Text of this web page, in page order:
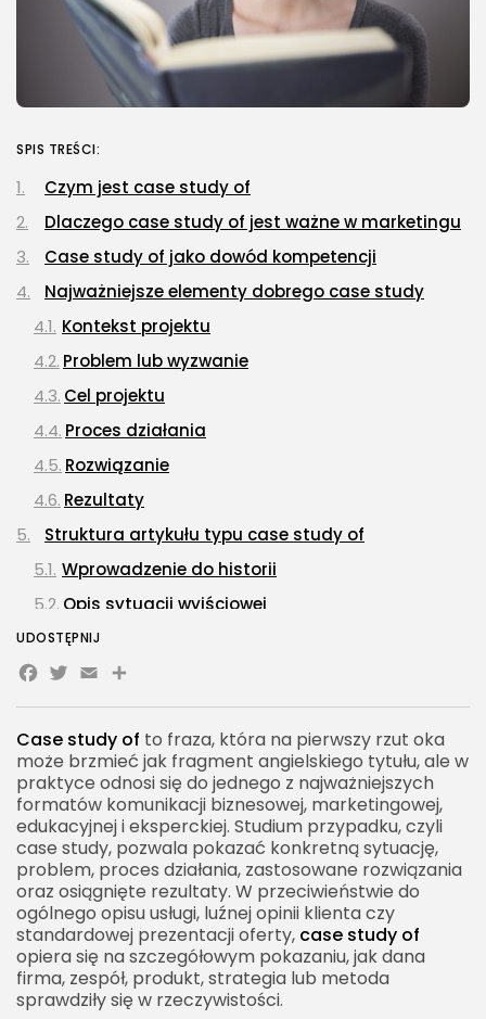
Case study of to fraza, która na pierwszy rzut oka
może brzmieć jak fragment angielskiego tytułu, ale w
praktyce odnosi się do jednego z najważniejszych
formatów komunikacji biznesowej, marketingowej,
edukacyjnej i eksperckiej. Studium przypadku, czyli
case study, pozwala pokazać konkretną sytuację,
problem, proces działania, zastosowane rozwiązania
oraz osiągnięte rezultaty. W przeciwieństwie do
ogólnego opisu usługi, luźnej opinii klienta czy
standardowej prezentacji oferty, case study of
opiera się na szczegółowym pokazaniu, jak dana
firma, zespół, produkt, strategia lub metoda
sprawdziły się w rzeczywistości.
SPIS TREŚCI:
Czym jest case study of
Dlaczego case study of jest ważne w marketingu
Case study of jako dowód kompetencji
Najważniejsze elementy dobrego case study
Kontekst projektu
Problem lub wyzwanie
Cel projektu
Proces działania
Rozwiązanie
Rezultaty
Struktura artykułu typu case study of
Wprowadzenie do historii
Opis sytuacji wyjściowej
Analiza problemu
Strategia i działania
Efekty i wnioski
Case study of w sprzedaży B2B
Dlaczego case study działa w B2B
Case study jako materiał dla działu sprzedaży
Case study of w content marketingu
Budowanie eksperckości
Wspieranie pozycjonowania
Treści evergreen
Case study of w edukacji i nauce
UDOSTĘPNIJ
Facebook
Twitter
EmailShare